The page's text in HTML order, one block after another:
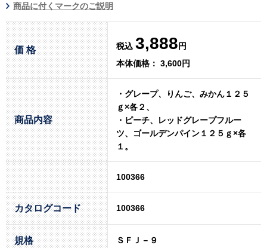
商品に付くマークのご説明
価 格 税込 3,888 円
本体価格： 3,600円
商品内容
・グレープ、りんご、みかん１２５
ｇ×各２、
・ピーチ、レッドグレープフルー
ツ、ゴールデンパイン１２５ｇ×各
１。
100366
カタログコード 100366
規格 ＳＦＪ－９